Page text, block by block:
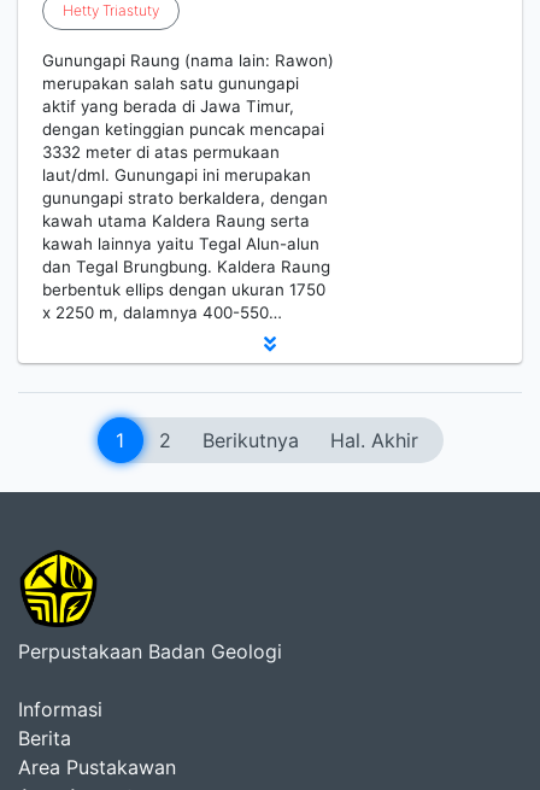
Hetty Triastuty
Gunungapi Raung (nama lain: Rawon)
merupakan salah satu gunungapi
aktif yang berada di Jawa Timur,
dengan ketinggian puncak mencapai
3332 meter di atas permukaan
laut/dml. Gunungapi ini merupakan
gunungapi strato berkaldera, dengan
kawah utama Kaldera Raung serta
kawah lainnya yaitu Tegal Alun-alun
dan Tegal Brungbung. Kaldera Raung
berbentuk ellips dengan ukuran 1750
x 2250 m, dalamnya 400-550…
1 2 Berikutnya Hal. Akhir
Perpustakaan Badan Geologi
Informasi
Berita
Area Pustakawan